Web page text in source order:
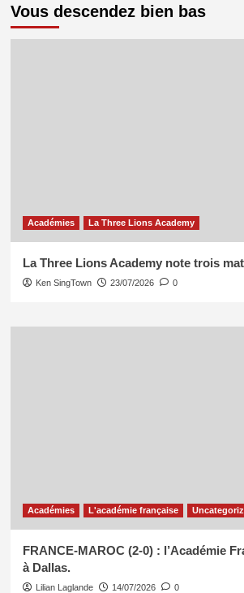
Vous descendez bien bas
Académies La Three Lions Academy
La Three Lions Academy note trois
Ken SingTown 23/07/2026 0
Académies L'académie française
FRANCE-MAROC (2-0) : l’Académie
à Dallas.
Lilian Laglande 14/07/2026 0